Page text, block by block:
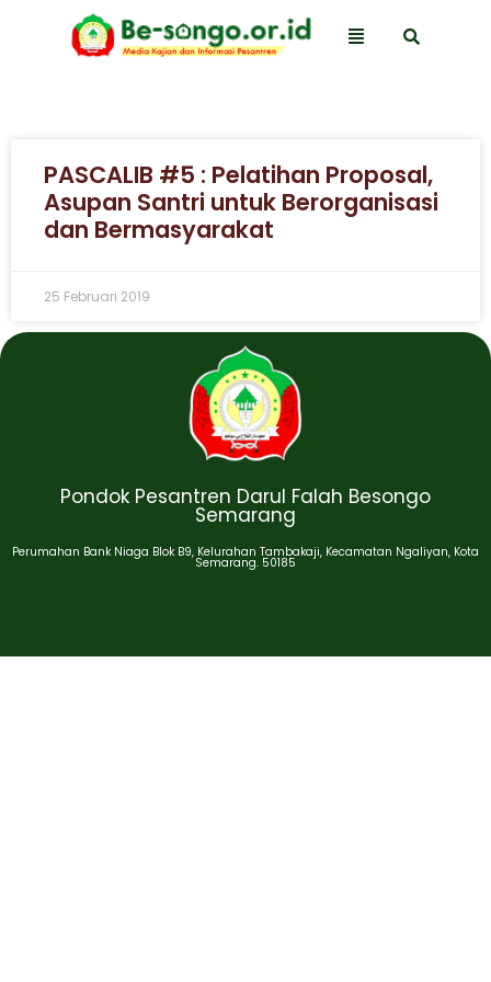
PASCALIB #5 : Pelatihan Proposal,
Asupan Santri untuk Berorganisasi
dan Bermasyarakat
25 Februari 2019
Pondok Pesantren Darul Falah Besongo
Semarang
Perumahan Bank Niaga Blok B9, Kelurahan Tambakaji, Kecamatan Ngaliyan, Kota
Semarang. 50185